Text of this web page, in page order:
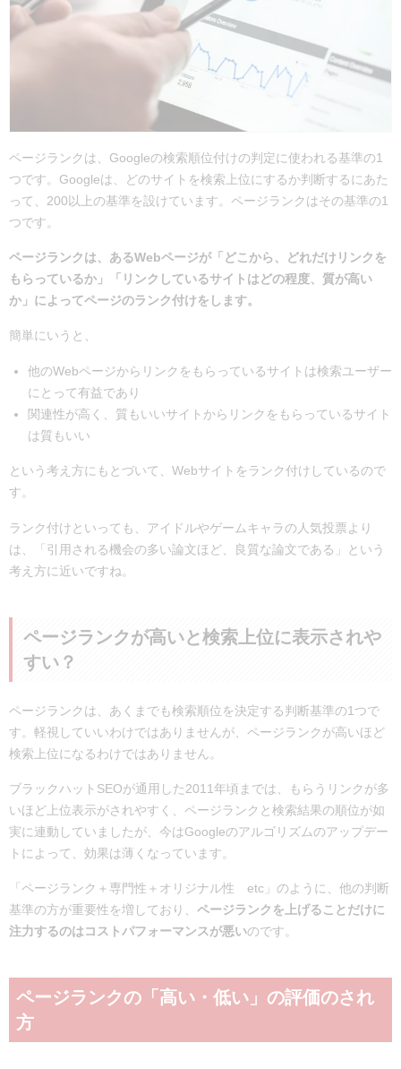
ページランクは、Googleの検索順位付けの判定に使われる基準の1
つです。Googleは、どのサイトを検索上位にするか判断するにあた
って、200以上の基準を設けています。ページランクはその基準の1
つです。
ページランクは、あるWebページが「どこから、どれだけリンクを
もらっているか」「リンクしているサイトはどの程度、質が高い
か」によってページのランク付けをします。
簡単にいうと、
他のWebページからリンクをもらっているサイトは検索ユーザー
にとって有益であり
関連性が高く、質もいいサイトからリンクをもらっているサイト
は質もいい
という考え方にもとづいて、Webサイトをランク付けしているので
す。
ランク付けといっても、アイドルやゲームキャラの人気投票より
は、「引用される機会の多い論文ほど、良質な論文である」という
考え方に近いですね。
ページランクが高いと検索上位に表示されや
すい？
ページランクは、あくまでも検索順位を決定する判断基準の1つで
す。軽視していいわけではありませんが、ページランクが高いほど
検索上位になるわけではありません。
ブラックハットSEOが通用した2011年頃までは、もらうリンクが多
いほど上位表示がされやすく、ページランクと検索結果の順位が如
実に連動していましたが、今はGoogleのアルゴリズムのアップデー
トによって、効果は薄くなっています。
「ページランク＋専門性＋オリジナル性 etc」のように、他の判断
基準の方が重要性を増しており、 ページランクを上げることだけに
注力するのはコストパフォーマンスが悪いのです。
ページランクの「高い・低い」の評価のされ
方